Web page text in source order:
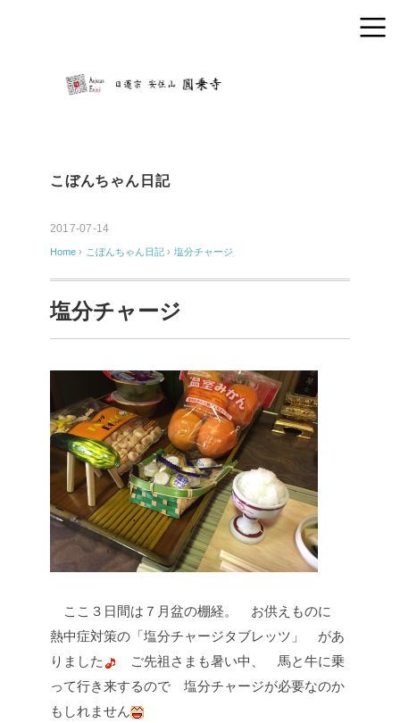
こぼんちゃん日記
2017-07-14
Home › こぼんちゃん日記 › 塩分チャージ
塩分チャージ
ここ３日間は７月盆の棚経。
お供えものに
熱中症対策の「塩分チャージタブレッツ」
があ
りました
ご先祖さまも暑い中、
馬と牛に乗
って行き来するので 塩分チャージが必要なのか
もしれません